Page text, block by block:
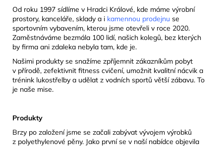
Od roku 1997 sídlíme v Hradci Králové, kde máme výrobní
prostory, kanceláře, sklady a i kamennou prodejnu se
sportovním vybavením, kterou jsme otevřeli v roce 2020.
Zaměstnáváme bezmála 100 lidí, našich kolegů, bez kterých
by firma ani zdaleka nebyla tam, kde je.
Našimi produkty se snažíme zpříjemnit zákazníkům pobyt
v přírodě, zefektivnit fitness cvičení, umožnit kvalitní nácvik a
trénink lukostřelby a udělat z vodních sportů větší zábavu. To
je naše mise.
Produkty
Brzy po založení jsme se začali zabývat vývojem výrobků
z polyethylenové pěny. Jako první se v naší nabídce objevila